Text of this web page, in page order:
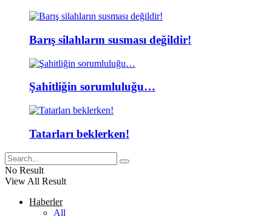
Barış silahların susması değildir!
Şahitliğin sorumluluğu…
Tatarları beklerken!
No Result
View All Result
Haberler
All